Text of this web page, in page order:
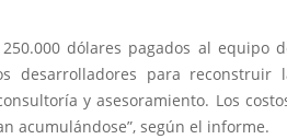
dólares pagados al equipo
desarrolladores para reconstruir
y asesoramiento. Los
acumulándose”, según el informe.